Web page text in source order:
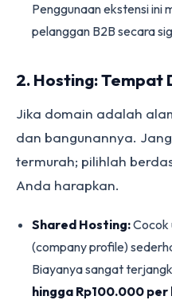
Penggunaan ekstensi ini
pelanggan B2B secara
2. Hosting: Tempat
Jika domain adalah
dan bangunannya.
termurah; pilihlah
Anda harapkan.
Shared Hosting:Cocok
(company profile)
Biayanya sangat
hingga Rp100.000 per